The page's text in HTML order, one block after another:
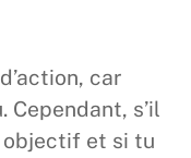
car
Cependant, s’il
objectif et si tu